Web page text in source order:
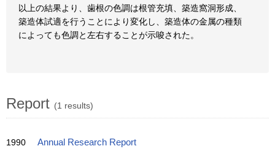
以上の結果より、歯根の色調は根管充填、築造窩洞形成、
築造体試適を行うことにより変化し、築造体の金属の種類
によっても色調と左右することが示唆された。
Report (1 results)
1990 Annual Research Report